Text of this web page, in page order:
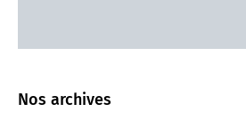
Nos archives